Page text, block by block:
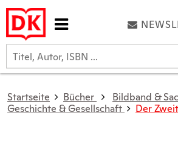
Startseite Bücher
Bildband &
Geschichte & Gesellschaft
Der